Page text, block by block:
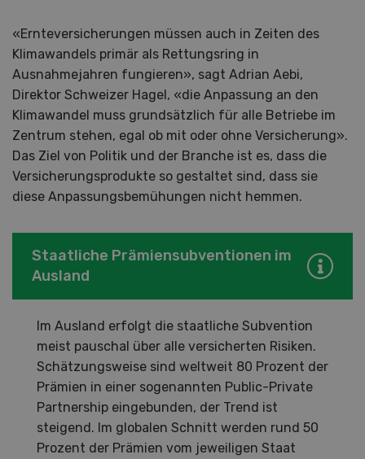
«Ernteversicherungen müssen auch in Zeiten des
Klimawandels primär als Rettungsring in
Ausnahmejahren fungieren», sagt Adrian Aebi,
Direktor Schweizer Hagel, «die Anpassung an den
Klimawandel muss grundsätzlich für alle Betriebe im
Zentrum stehen, egal ob mit oder ohne Versicherung».
Das Ziel von Politik und der Branche ist es, dass die
Versicherungsprodukte so gestaltet sind, dass sie
diese Anpassungsbemühungen nicht hemmen.
Staatliche Prämiensubventionen im
Ausland
Im Ausland erfolgt die staatliche Subvention
meist pauschal über alle versicherten Risiken.
Schätzungsweise sind weltweit 80 Prozent der
Prämien in einer sogenannten Public-Private
Partnership eingebunden, der Trend ist
steigend. Im globalen Schnitt werden rund 50
Prozent der Prämien vom jeweiligen Staat